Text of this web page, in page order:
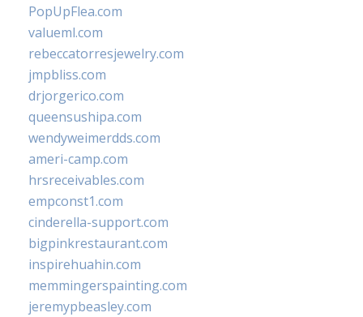
PopUpFlea.com
valueml.com
rebeccatorresjewelry.com
jmpbliss.com
drjorgerico.com
queensushipa.com
wendyweimerdds.com
ameri-camp.com
hrsreceivables.com
empconst1.com
cinderella-support.com
bigpinkrestaurant.com
inspirehuahin.com
memmingerspainting.com
jeremypbeasley.com